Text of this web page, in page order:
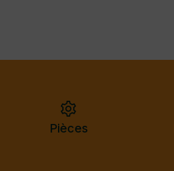
Pièces